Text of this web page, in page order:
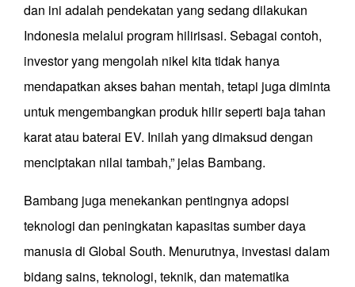
dan ini adalah pendekatan yang sedang dilakukan
Indonesia melalui program hilirisasi. Sebagai contoh,
investor yang mengolah nikel kita tidak hanya
mendapatkan akses bahan mentah, tetapi juga diminta
untuk mengembangkan produk hilir seperti baja tahan
karat atau baterai EV. Inilah yang dimaksud dengan
menciptakan nilai tambah,” jelas Bambang.
Bambang juga menekankan pentingnya adopsi
teknologi dan peningkatan kapasitas sumber daya
manusia di Global South. Menurutnya, investasi dalam
bidang sains, teknologi, teknik, dan matematika